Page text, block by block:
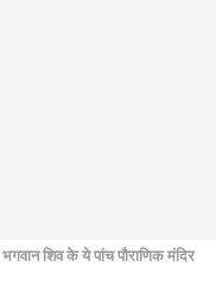
शिव के ये पांच पौराणिक मंदिर